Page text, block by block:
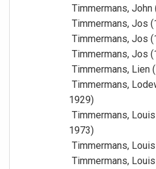
Timmermans,
Timmermans, Jos
Timmermans, Jos
Timmermans, Jos
Timmermans, Lien
Timmermans,
1929)
Timmermans,
1973)
Timmermans,
Timmermans,